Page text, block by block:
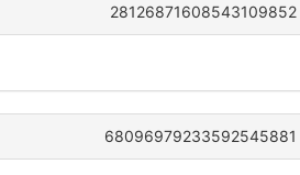
28126871608543109852
68096979233592545881